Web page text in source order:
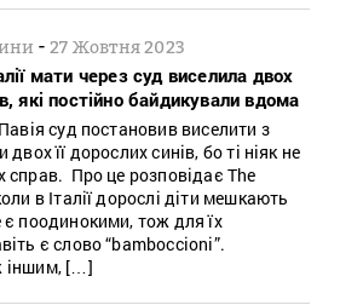
-27 Жовтня 2023
мати через суд виселила двох
які постійно байдикували вдома
суд постановив виселити з
двох її дорослих синів, бо ті ніяк не
справ. Про це розповідає The
в Італії дорослі діти мешкають
поодинокими, тож для їх
є слово “bamboccioni”.
іншим, […]